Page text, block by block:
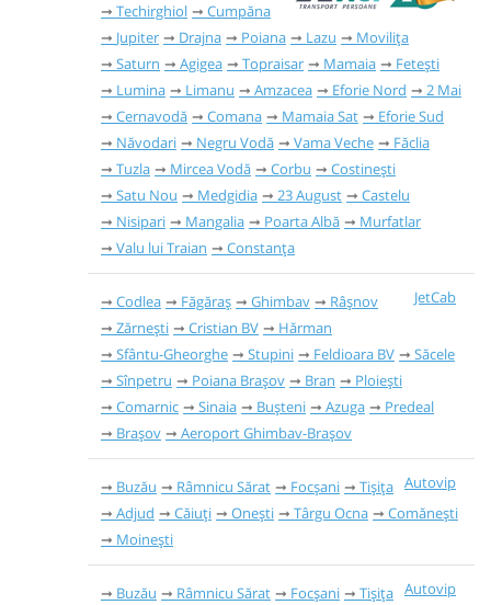
Techirghiol
Cumpăna
Jupiter
Drajna Poiana Lazu
Movilița
Saturn
Agigea Topraisar Mamaia
Fetești
Lumina
Limanu Amzacea Eforie Nord
2 Mai
Cernavodă
Comana Mamaia Sat
Eforie Sud
Năvodari
Negru Vodă Vama Veche
Făclia
Tuzla
Mircea Vodă Corbu
Costinești
Satu Nou
Medgidia 23 August
Castelu
Nisipari
Mangalia Poarta Albă
Murfatlar
Valu lui Traian
Constanța
JetCab
Codlea Făgăraș Ghimbav
Râşnov
Zărnești
Cristian BV
Hărman
Sfântu-Gheorghe
Stupini Feldioara BV
Săcele
Sînpetru
Poiana Brașov Bran
Ploiești
Comarnic
Sinaia Bușteni Azuga
Predeal
Brașov
Aeroport Ghimbav-Brașov
Autovip
Buzău Râmnicu Sărat Focșani
Tișița
Adjud
Căiuți Onești Târgu Ocna
Comănești
Moinești
Autovip
Buzău Râmnicu Sărat Focșani
Tișița